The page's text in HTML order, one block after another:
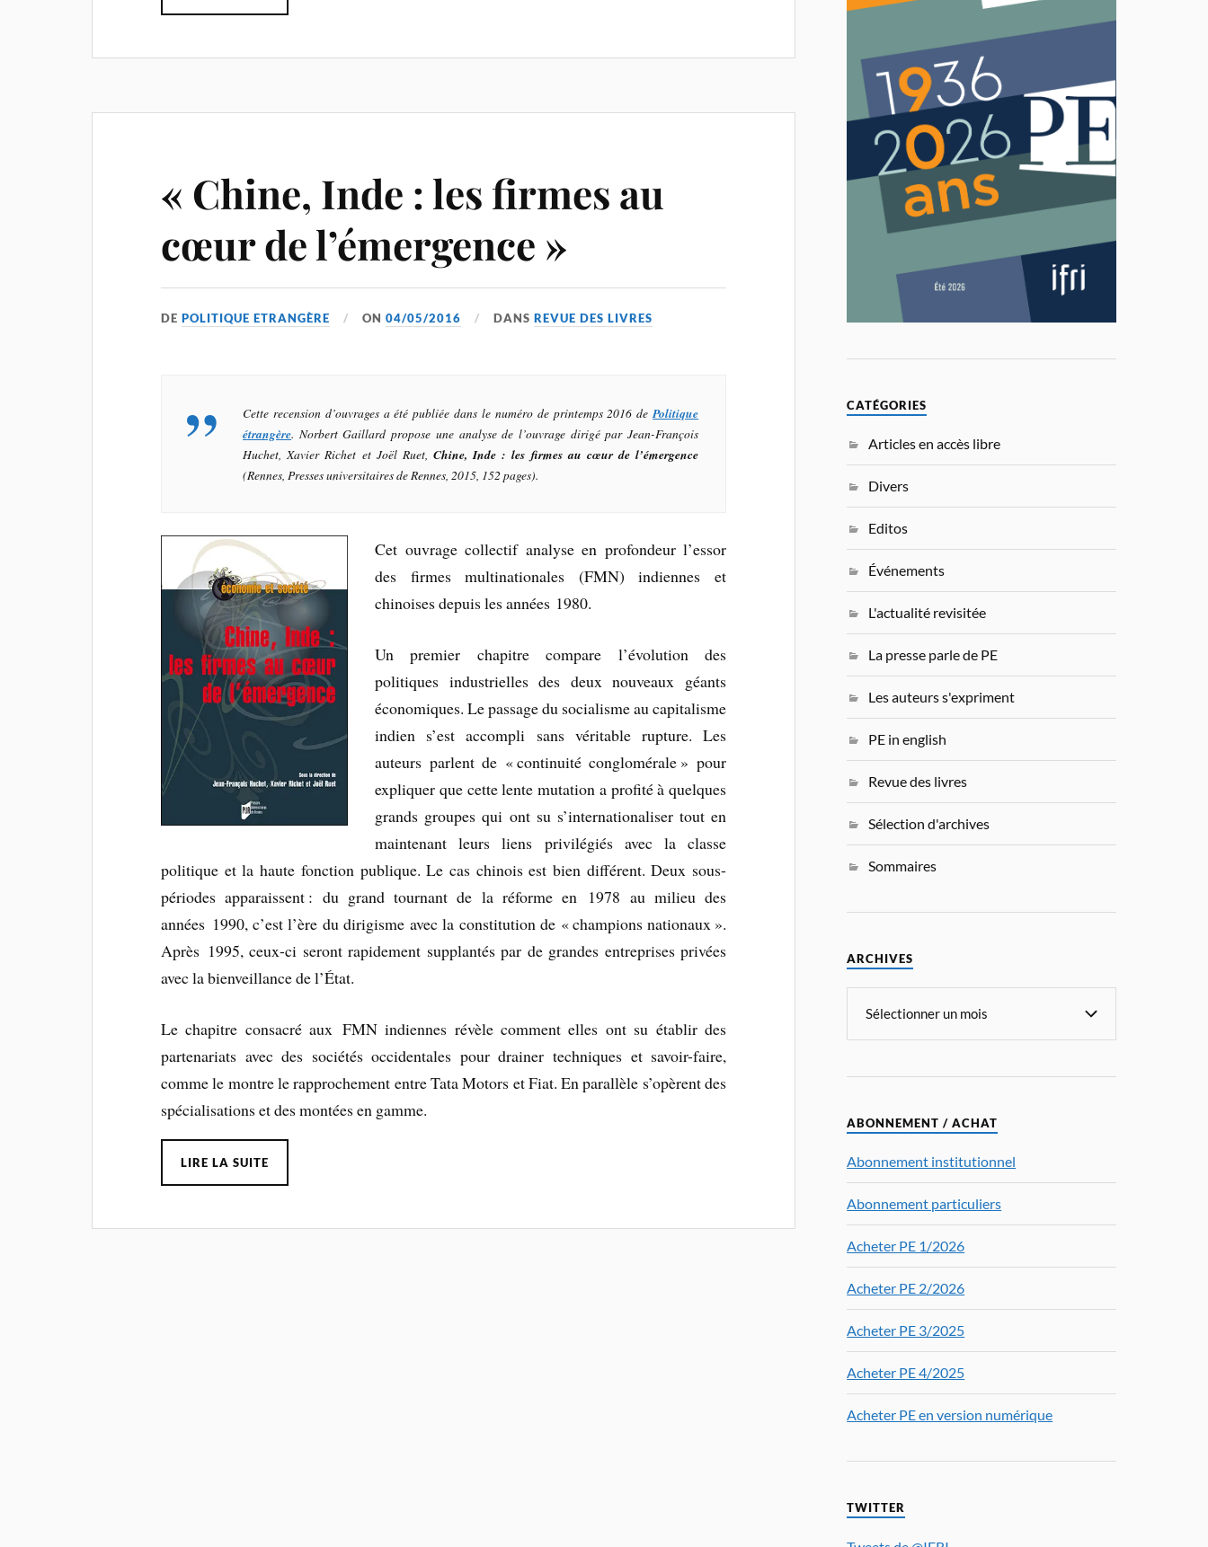
« Chine, Inde : les firmes au
cœur de l’émergence »
DEPOLITIQUE ETRANGÈRE ON04/05/2016 DANSREVUE DES LIVRES
Cette recension d’ouvrages a été publiée dans le numéro de printemps 2016 dePolitique
étrangère. Norbert Gaillard propose une analyse de l’ouvrage dirigé par Jean-François
Huchet, Xavier Richet et Joël Ruet, Chine, Inde : les firmes au cœur de l’émergence
(Rennes, Presses universitaires de Rennes, 2015, 152 pages).
Cet ouvrage collectif analyse en profondeur l’essor
des firmes multinationales (FMN) indiennes et
chinoises depuis les années 1980.
Un premier chapitre compare l’évolution des
politiques industrielles des deux nouveaux géants
économiques. Le passage du socialisme au capitalisme
indien s’est accompli sans véritable rupture. Les
auteurs parlent de « continuité conglomérale » pour
expliquer que cette lente mutation a profité à quelques
grands groupes qui ont su s’internationaliser tout en
maintenant leurs liens privilégiés avec la classe
politique et la haute fonction publique. Le cas chinois est bien différent. Deux sous-
périodes apparaissent : du grand tournant de la réforme en 1978 au milieu des
années 1990, c’est l’ère du dirigisme avec la constitution de « champions nationaux ».
Après 1995, ceux-ci seront rapidement supplantés par de grandes entreprises privées
avec la bienveillance de l’État.
Le chapitre consacré aux FMN indiennes révèle comment elles ont su établir des
partenariats avec des sociétés occidentales pour drainer techniques et savoir-faire,
comme le montre le rapprochement entre Tata Motors et Fiat. En parallèle s’opèrent des
spécialisations et des montées en gamme.
LIRE LA SUITE
CATÉGORIES
Articles en accès libre
Divers
Editos
Événements
L'actualité revisitée
La presse parle de PE
Les auteurs s'expriment
PE in english
Revue des livres
Sélection d'archives
Sommaires
ARCHIVES
ABONNEMENT / ACHAT
Abonnement institutionnel
Abonnement particuliers
Acheter PE 1/2026
Acheter PE 2/2026
Acheter PE 3/2025
Acheter PE 4/2025
Acheter PE en version numérique
TWITTER